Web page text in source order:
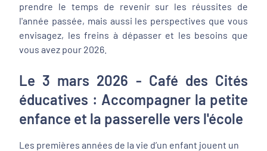
prendre le temps de revenir sur les réussites de
l'année passée, mais aussi les perspectives que vous
envisagez, les freins à dépasser et les besoins que
vous avez pour 2026.
Le 3 mars 2026 - Café des Cités
éducatives : Accompagner la petite
enfance et la passerelle vers l'école
Les premières années de la vie d’un enfant jouent un